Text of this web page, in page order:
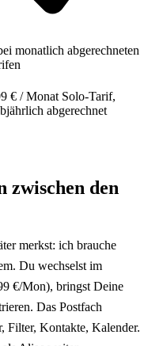
monatlich abgerechneten
€ / Monat Solo-Tarif,
abgerechnet
den
merkst: ich brauche
Du wechselst im
€/Mon), bringst Deine
Das Postfach
Filter, Kontakte, Kalender.